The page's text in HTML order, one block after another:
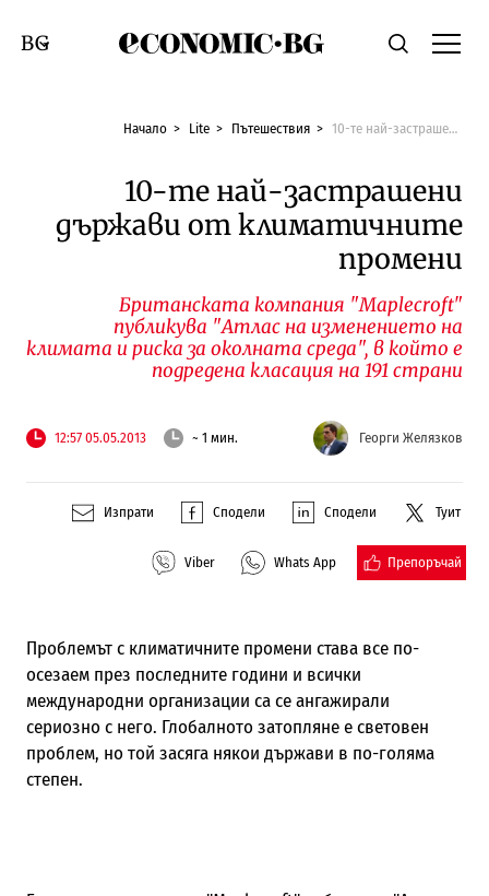
Economic.bgТърсене
Смяна на език
Начало Lite Пътешествия 10-те най-застрашени държави от климатичните промени
10-те най-застрашени
държави от климатичните
промени
Британската компания "Maplecroft"
публикува "Атлас на изменението на
климата и риска за околната среда", в който е
подредена класация на 191 страни
12:57 05.05.2013 ~ 1 мин. Георги Желязков
Изпрати Сподели Сподели Туит
Viber Whats App Препоръчай
Проблемът с климатичните промени става все по-
осезаем през последните години и всички
международни организации са се ангажирали
сериозно с него. Глобалното затопляне е световен
проблем, но той засяга някои държави в по-голяма
степен.